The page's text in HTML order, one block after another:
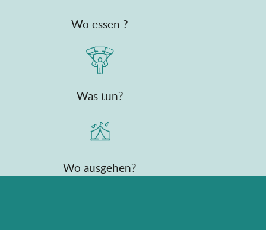
Wo essen ?
Was tun?
Wo ausgehen?